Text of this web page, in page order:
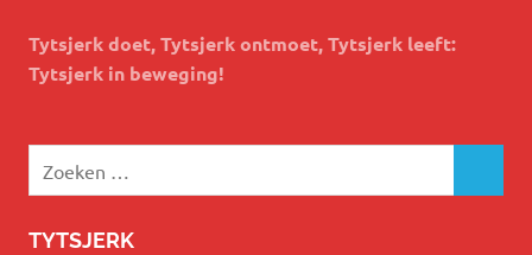
Tytsjerk doet, Tytsjerk ontmoet, Tytsjerk leeft:
Tytsjerk in beweging!
naar:
TYTSJERK